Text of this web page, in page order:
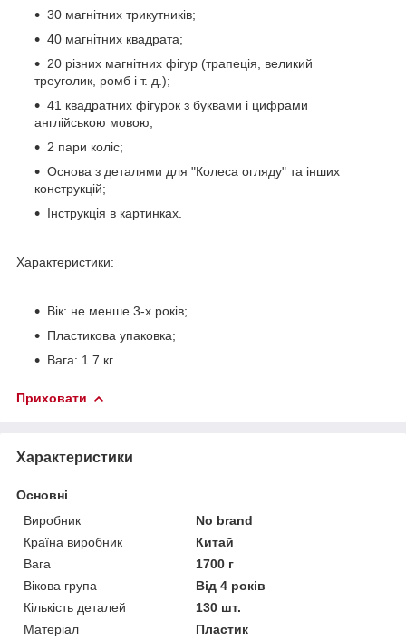
30 магнітних трикутників;
40 магнітних квадрата;
20 різних магнітних фігур (трапеція, великий
треуголик, ромб і т. д.);
41 квадратних фігурок з буквами і цифрами
англійською мовою;
2 пари коліс;
Основа з деталями для "Колеса огляду" та інших
конструкцій;
Інструкція в картинках.
Характеристики:
Вік: не менше 3-х років;
Пластикова упаковка;
Вага: 1.7 кг
Приховати
Характеристики
Основні
Виробник
No brand
Країна виробник
Китай
Вага
1700 г
Вікова група
Від 4 років
Кількість деталей
130 шт.
Матеріал
Пластик